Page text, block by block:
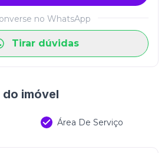
no WhatsApp
Tirar dúvidas
imóvel
Área De Serviço